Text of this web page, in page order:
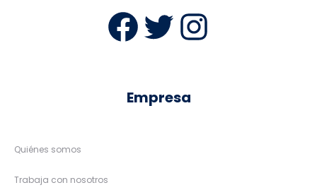
Facebook
Twitter
Empresa
Quiénes somos
Trabaja con nosotros